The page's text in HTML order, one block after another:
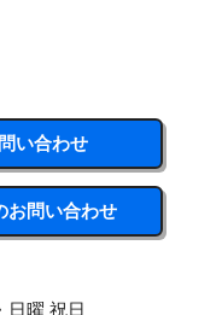
い合わせ
お問い合わせ
日曜 祝日